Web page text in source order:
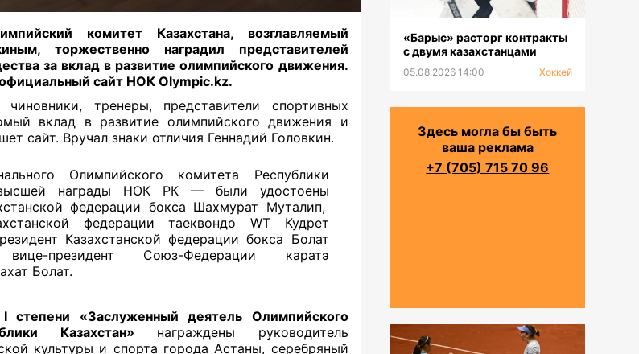
комитет Казахстана, возглавляемый
торжественно наградил представителей
за вклад в развитие олимпийского движения.
сайт НОК Olympic.kz.
тренеры, представители спортивных
вклад в развитие олимпийского движения и
сайт. Вручал знаки отличия Геннадий Головкин.
Олимпийского комитета Республики
награды НОК РК — были удостоены
федерации бокса Шахмурат Муталип,
федерации таеквондо WT Кудрет
Казахстанской федерации бокса Болат
вице-президент Союз-Федерации каратэ
Болат.
степени «Заслуженный деятель Олимпийского
Казахстан» награждены руководитель
культуры и спорта города Астаны, серебряный
«Барыс» расторг контракты
с двумя казахстанцами
05.08.2026 14:00 Хоккей
Здесь могла бы быть
ваша реклама
+7 (705) 715 70 96